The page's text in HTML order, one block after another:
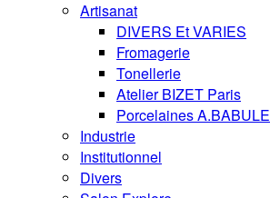
Artisanat
DIVERS Et VARIES
Fromagerie
Tonellerie
Atelier BIZET Paris
Porcelaines A.BABULE
Industrie
Institutionnel
Divers